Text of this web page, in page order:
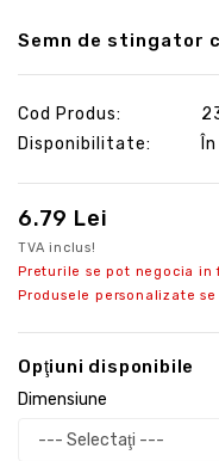
Semn de stingator
Cod Produs:
Disponibilitate:
6.79 Lei
TVA inclus!
Preturile se pot negocia
Produsele personalizate
Opţiuni disponibile
Dimensiune